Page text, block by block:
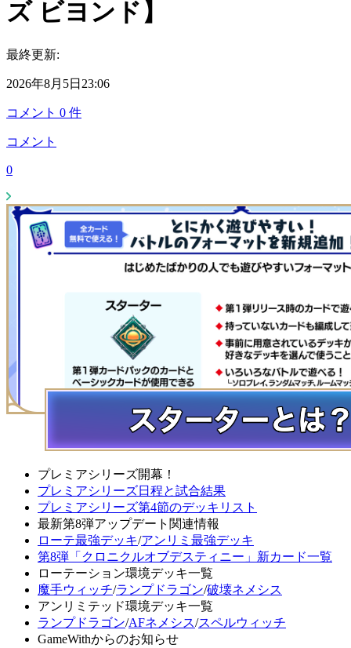
ズ ビヨンド】
最終更新:
2026年8月5日23:06
コメント 0 件
コメント
0
プレミアシリーズ開幕！
プレミアシリーズ日程と試合結果
プレミアシリーズ第4節のデッキリスト
最新第8弾アップデート関連情報
ローテ最強デッキ/アンリミ最強デッキ
第8弾「クロニクルオブデスティニー」新カード一覧
ローテーション環境デッキ一覧
魔手ウィッチ/ランプドラゴン/破壊ネメシス
アンリミテッド環境デッキ一覧
ランプドラゴン/AFネメシス/スペルウィッチ
GameWithからのお知らせ